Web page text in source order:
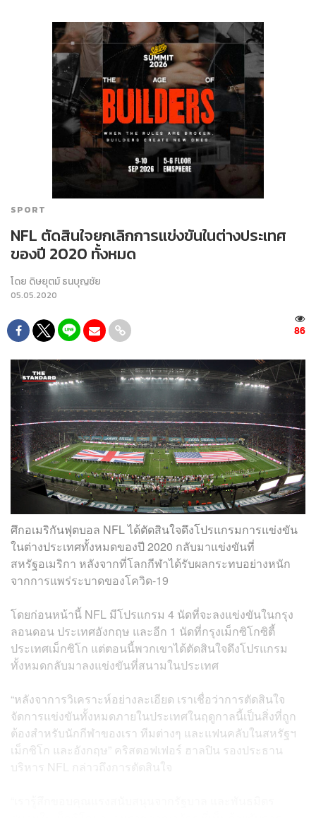
SPORT
NFL ตัดสินใจยกเลิกการแข่งขันในต่างประเทศ
ของปี 2020 ทั้งหมด
โดย ดิษยุตม์ ธนบุญชัย
05.05.2020
86
ศึกอเมริกันฟุตบอล NFL ได้ตัดสินใจดึงโปรแกรมการแข่งขัน
ในต่างประเทศทั้งหมดของปี 2020 กลับมาแข่งขันที่
สหรัฐอเมริกา หลังจากที่โลกกีฬาได้รับผลกระทบอย่างหนัก
จากการแพร่ระบาดของโควิด-19
โดยก่อนหน้านี้ NFL มีโปรแกรม 4 นัดที่จะลงแข่งขันในกรุง
ลอนดอน ประเทศอังกฤษ และอีก 1 นัดที่กรุงเม็กซิโกซิตี้
ประเทศเม็กซิโก แต่ตอนนี้พวกเขาได้ตัดสินใจดึงโปรแกรม
ทั้งหมดกลับมาลงแข่งขันที่สนามในประเทศ
“หลังจาการวิเคราะห์อย่างละเอียด เราเชื่อว่าการตัดสินใจ
จัดการแข่งขันทั้งหมดภายในประเทศในฤดูกาลนี้เป็นสิ่งที่ถูก
ต้องสำหรับนักกีฬาของเรา ทีมต่างๆ และแฟนคลับในสหรัฐฯ​
เม็กซิโก และอังกฤษ” คริสตอฟเฟอร์ ฮาลปิน รองประธาน
บริหาร NFL กล่าวถึงการตัดสินใจ